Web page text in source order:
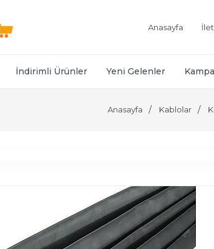
Anasayfa
İndirimli Ürünler Yeni Gelenler
Anasayfa Kablolar